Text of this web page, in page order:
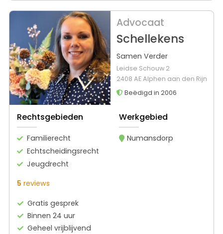
Advocaat
Schellekens
Samen Verder
Leidse Schouw 2
2408 AE Alphen aan den Rijn
Beëdigd in 2006
Rechtsgebieden
Familierecht
Echtscheidingsrecht
Jeugdrecht
Werkgebied
Numansdorp
5 reviews
Gratis gesprek
Binnen 24 uur
Geheel vrijblijvend